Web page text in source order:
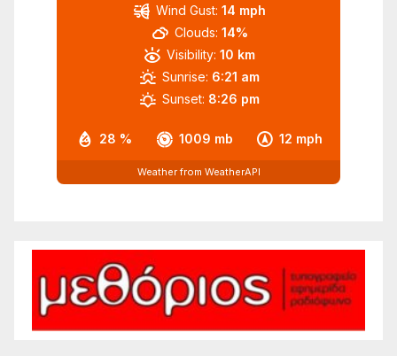
28 % 1009 mb 12 mph
Wind Gust: 14 mph
Clouds: 14%
Visibility: 10 km
Sunrise: 6:21 am
Sunset: 8:26 pm
Weather from WeatherAPI